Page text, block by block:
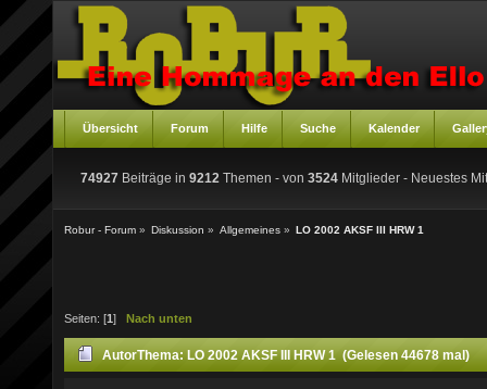
Übersicht Forum Hilfe Suche Kalender
74927 Beiträge in 9212 Themen - von 3524 Mitglieder - Neuestes
Robur - Forum » Diskussion » Allgemeines » LO 2002 AKSF III HRW 1
Seiten: [1 ] Nach unten
AutorThema: LO 2002 AKSF III HRW 1 (Gelesen 44678 mal)